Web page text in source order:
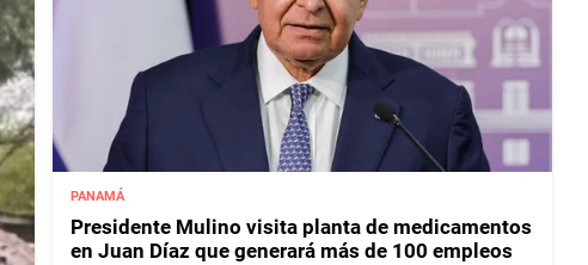
PANAMÁ
Presidente Mulino visita planta de medicamentos
en Juan Díaz que generará más de 100 empleos